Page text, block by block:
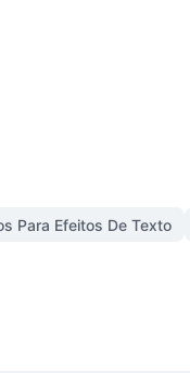
Para Efeitos De Texto